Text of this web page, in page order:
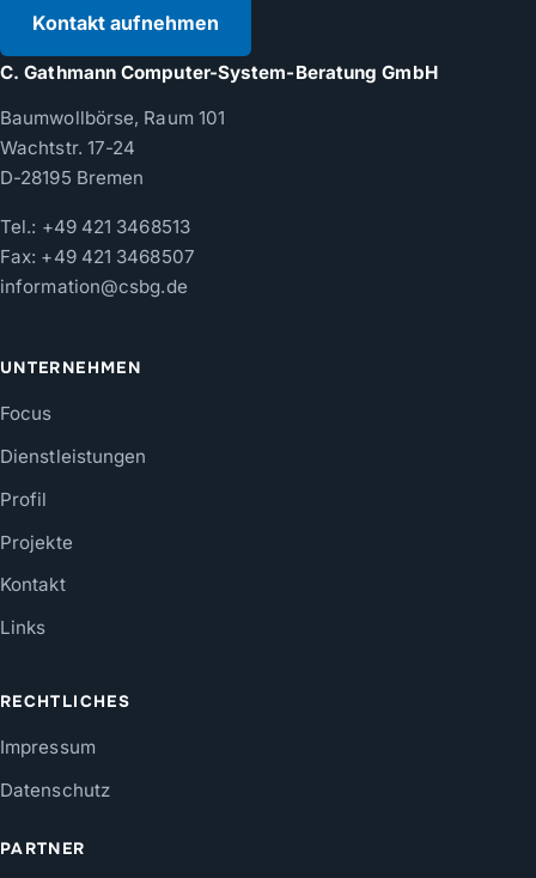
Kontakt aufnehmen
C. Gathmann Computer-System-Beratung GmbH
Baumwollbörse, Raum 101
Wachtstr. 17-24
D-28195 Bremen
Tel.: +49 421 3468513
Fax: +49 421 3468507
information@csbg.de
UNTERNEHMEN
Focus
Dienstleistungen
Profil
Projekte
Kontakt
Links
RECHTLICHES
Impressum
Datenschutz
PARTNER